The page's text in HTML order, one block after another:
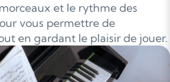
et le rythme des
vous permettre de
en gardant le plaisir de jouer.